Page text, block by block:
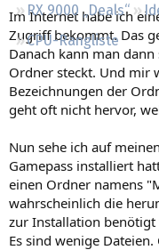
RX 9000 „Deals“
CPU-Rangliste
Im Internet habe ich
Zugriff bekommt. Das
Danach kann man
Ordner steckt. Und mir
Bezeichnungen der
geht oft nicht hervor,
Nun sehe ich auf
Gamepass installiert
einen Ordner namens
wahrscheinlich die
zur Installation benötigt
Es sind wenige